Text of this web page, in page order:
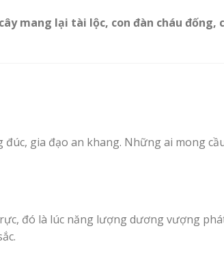
mang lại tài lộc, con đàn cháu đống,
gia đạo an khang. Những ai mong
đó là lúc năng lượng dương vượng